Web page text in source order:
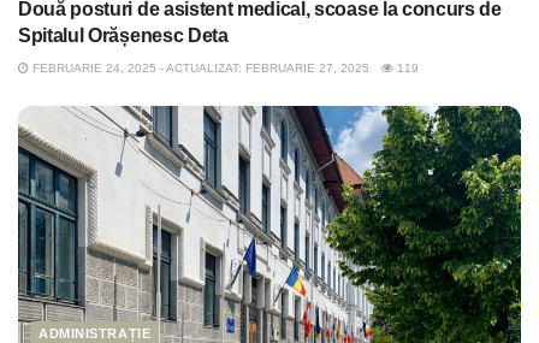
Două posturi de asistent medical, scoase la concurs de
Spitalul Orășenesc Deta
FEBRUARIE 24, 2025 - ACTUALIZAT: FEBRUARIE 27, 2025 119
ADMINISTRAȚIE